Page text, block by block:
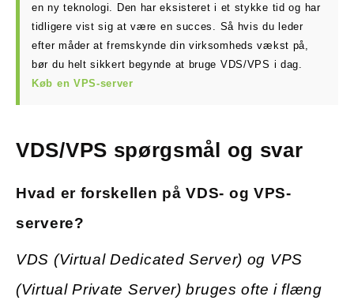
en ny teknologi. Den har eksisteret i et stykke tid og har
tidligere vist sig at være en succes. Så hvis du leder
efter måder at fremskynde din virksomheds vækst på,
bør du helt sikkert begynde at bruge VDS/VPS i dag.
Køb en VPS-server
VDS/VPS spørgsmål og svar
Hvad er forskellen på VDS- og VPS-
servere?
VDS (Virtual Dedicated Server) og VPS
(Virtual Private Server) bruges ofte i flæng